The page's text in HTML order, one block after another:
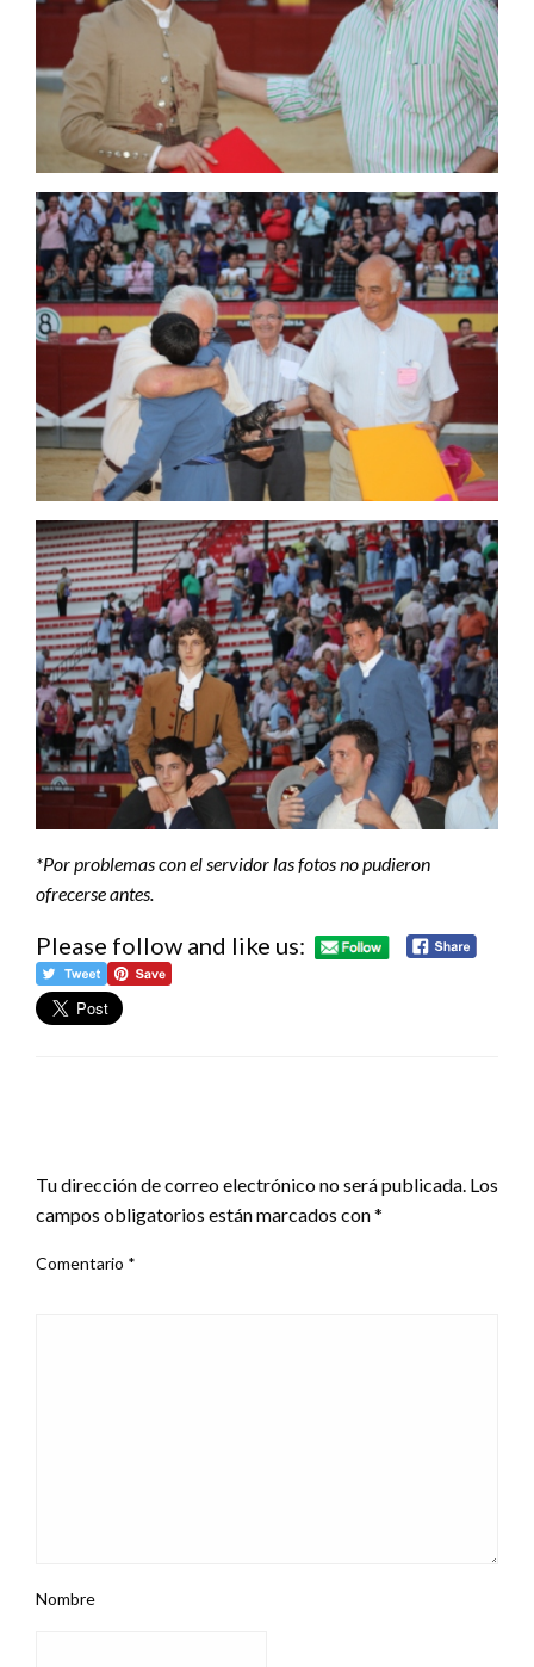
*Por problemas con el servidor las fotos no pudieron
ofrecerse antes.
Please follow and like us:
Tu dirección de correo electrónico no será publicada. Los
campos obligatorios están marcados con*
Comentario *
Nombre